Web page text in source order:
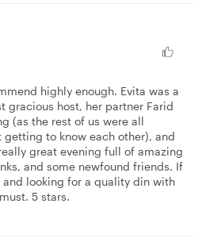
highly enough. Evita was a
gracious host, her partner Farid
(as the rest of us were all
to know each other), and
great evening full of amazing
and some newfound friends. If
looking for a quality din with
5 stars.